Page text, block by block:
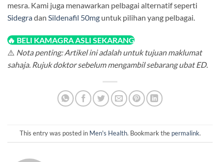
mesra. Kami juga menawarkan pelbagai alternatif seperti
Sidegradan Sildenafil 50mg untuk pilihan yang pelbagai.
🔥 BELI KAMAGRA ASLI SEKARANG
⚠️ Nota penting: Artikel ini adalah untuk tujuan maklumat
sahaja. Rujuk doktor sebelum mengambil sebarang ubat ED.
This entry was posted in Men's Health. Bookmark the permalink.